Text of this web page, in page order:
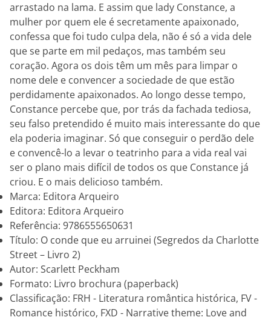
arrastado na lama. E assim que lady Constance, a
mulher por quem ele é secretamente apaixonado,
confessa que foi tudo culpa dela, não é só a vida dele
que se parte em mil pedaços, mas também seu
coração. Agora os dois têm um mês para limpar o
nome dele e convencer a sociedade de que estão
perdidamente apaixonados. Ao longo desse tempo,
Constance percebe que, por trás da fachada tediosa,
seu falso pretendido é muito mais interessante do que
ela poderia imaginar. Só que conseguir o perdão dele
e convencê-lo a levar o teatrinho para a vida real vai
ser o plano mais difícil de todos os que Constance já
criou. E o mais delicioso também.
Marca: Editora Arqueiro
Editora: Editora Arqueiro
Referência: 9786555650631
Título: O conde que eu arruinei (Segredos da Charlotte
Street – Livro 2)
Autor: Scarlett Peckham
Formato: Livro brochura (paperback)
Classificação: FRH - Literatura romântica histórica, FV -
Romance histórico, FXD - Narrative theme: Love and